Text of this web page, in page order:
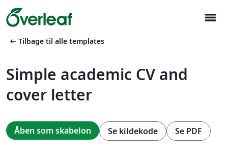
menu
arrow_left_alt Tilbage til alle templates
Simple academic CV and
cover letter
Åben som skabelon Se kildekode Se PDF